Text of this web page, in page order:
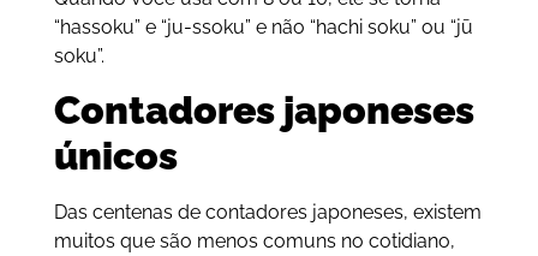
“hassoku” e “ju-ssoku” e não “hachi soku” ou “jū
soku”.
Contadores japoneses
únicos
Das centenas de contadores japoneses, existem
muitos que são menos comuns no cotidiano,